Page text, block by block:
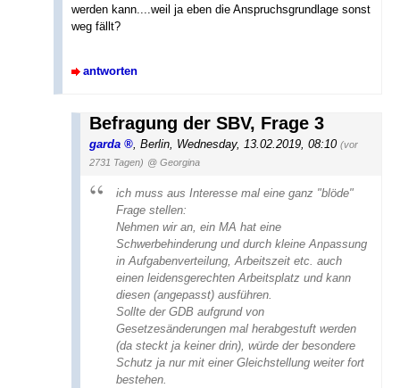
werden kann....weil ja eben die Anspruchsgrundlage sonst
weg fällt?
antworten
Befragung der SBV, Frage 3
garda , Berlin, Wednesday, 13.02.2019, 08:10 (vor
2731 Tagen) @ Georgina
ich muss aus Interesse mal eine ganz "blöde"
Frage stellen:
Nehmen wir an, ein MA hat eine
Schwerbehinderung und durch kleine Anpassung
in Aufgabenverteilung, Arbeitszeit etc. auch
einen leidensgerechten Arbeitsplatz und kann
diesen (angepasst) ausführen.
Sollte der GDB aufgrund von
Gesetzesänderungen mal herabgestuft werden
(da steckt ja keiner drin), würde der besondere
Schutz ja nur mit einer Gleichstellung weiter fort
bestehen.